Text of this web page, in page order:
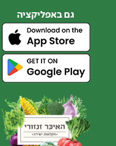
גם באפליקציה